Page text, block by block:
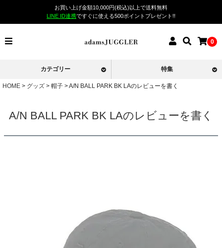
お買い上げ金額10,000円(税込)以上で送料無料
LINE ID連携ですぐに使える500ポイントプレゼント!!
0
カテゴリー 特集
HOME グッズ 帽子 A/N BALL PARK BK LAのレビューを書く
A/N BALL PARK BK LAのレビューを書く